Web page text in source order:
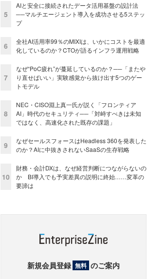
5
AIと安全に接続されたデータ活用基盤の設計法
──マルチエージェント導入を成功させる5ステッ
プ
6
全社AI活用率99％のMIXIは、いかにコストを最適
化しているのか？CTOが語るインフラ運用戦略
7
なぜ“PoC疲れ”が蔓延しているのか？──「またや
り直せばいい」実験感覚から抜け出す5つのゲー
トモデル
8
NEC・CISO淵上真一氏が説く「フロンティア
AI」時代のセキュリティ──「対峙すべきは未知
ではなく、高速化された既存の課題」
9
なぜセールスフォースはHeadless 360を発表した
のか？AIに中抜きされないSaaSの生存戦略
10
財務・会計DXは、なぜ経営判断につながらないの
か BI導入でも予実差異の説明に終始……変革の
要諦は
新規会員登録 無料 のご案内